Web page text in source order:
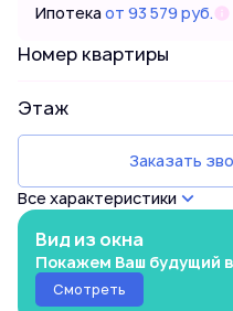
Ипотекаот 93 579 руб.
Номер квартиры
Этаж
Заказать
Все характеристики
Вид из окна
Покажем Ваш будущий
Смотреть